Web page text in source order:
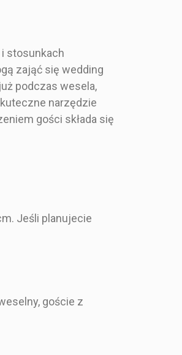
stosunkach
zająć się wedding
podczas wesela,
narzędzie
gości składa się
Jeśli planujecie
goście z
malowanym złotem
110,00 zł